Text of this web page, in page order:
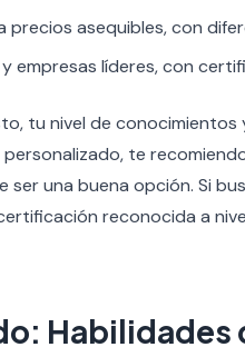
precios asequibles, con
empresas líderes, con
tu nivel de conocimientos
te
una buena opción. Si
reconocida a
Habilidades